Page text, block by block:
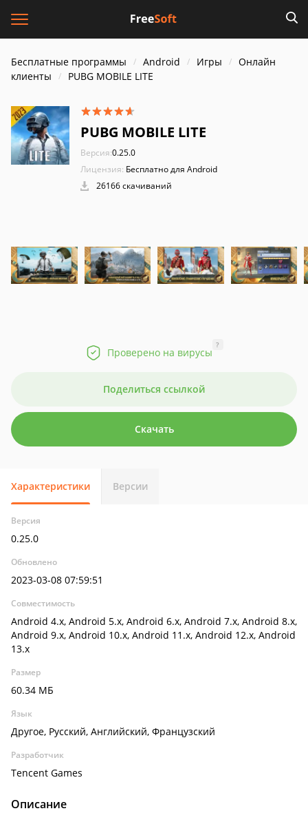
Бесплатные программы Android Игры
Онлайн
клиенты
PUBG MOBILE LITE
PUBG MOBILE LITE
Версия:0.25.0
Лицензия: Бесплатно для Android
26166 скачиваний
Проверено на вирусы
?
Поделиться ссылкой
Скачать
Характеристики Версии
Версия
0.25.0
Обновлено
2023-03-08 07:59:51
Совместимость
Android 4.x, Android 5.x, Android 6.x, Android 7.x, Android 8.x,
Android 9.x, Android 10.x, Android 11.x, Android 12.x, Android
13.x
Размер
60.34 МБ
Язык
Другое, Русский, Английский, Французский
Разработчик
Tencent Games
Описание